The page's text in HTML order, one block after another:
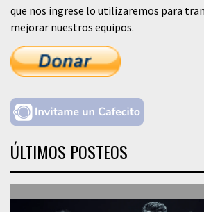
que nos ingrese lo utilizaremos para
mejorar nuestros equipos.
ÚLTIMOS POSTEOS